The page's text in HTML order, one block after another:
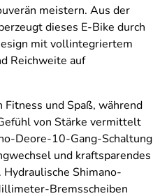
meistern. Aus der
dieses E-Bike durch
mit vollintegriertem
Reichweite auf
Fitness und Spaß, während
von Stärke vermittelt
Deore-10-Gang-Schaltung
und kraftsparendes
Hydraulische Shimano-
Bremsscheiben